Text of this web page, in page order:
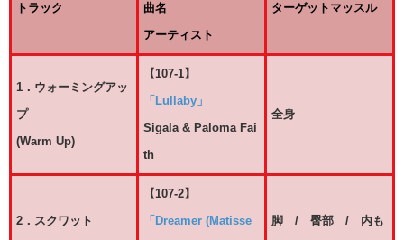
トラック
曲名
アーティスト
ターゲットマッスル
1．ウォーミングアッ
プ
(Warm Up)
【107-1】
「Lullaby」
Sigala & Paloma Fai
th
全身
2．スクワット
【107-2】
「Dreamer (Matisse
脚 / 臀部 / 内も